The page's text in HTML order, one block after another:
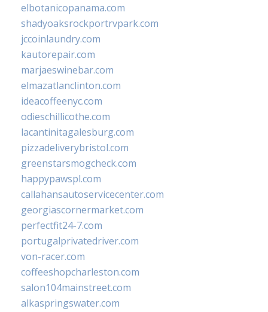
elbotanicopanama.com
shadyoaksrockportrvpark.com
jccoinlaundry.com
kautorepair.com
marjaeswinebar.com
elmazatlanclinton.com
ideacoffeenyc.com
odieschillicothe.com
lacantinitagalesburg.com
pizzadeliverybristol.com
greenstarsmogcheck.com
happypawspl.com
callahansautoservicecenter.com
georgiascornermarket.com
perfectfit24-7.com
portugalprivatedriver.com
von-racer.com
coffeeshopcharleston.com
salon104mainstreet.com
alkaspringswater.com